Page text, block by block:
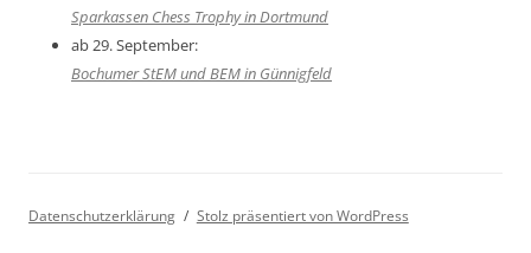
Sparkassen Chess Trophy in Dortmund
ab 29. September:
Bochumer StEM und BEM in Günnigfeld
Datenschutzerklärung Stolz präsentiert von WordPress